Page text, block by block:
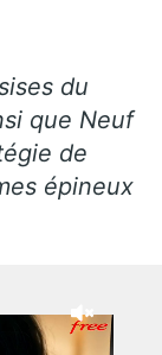
du
que Neuf
de
épineux